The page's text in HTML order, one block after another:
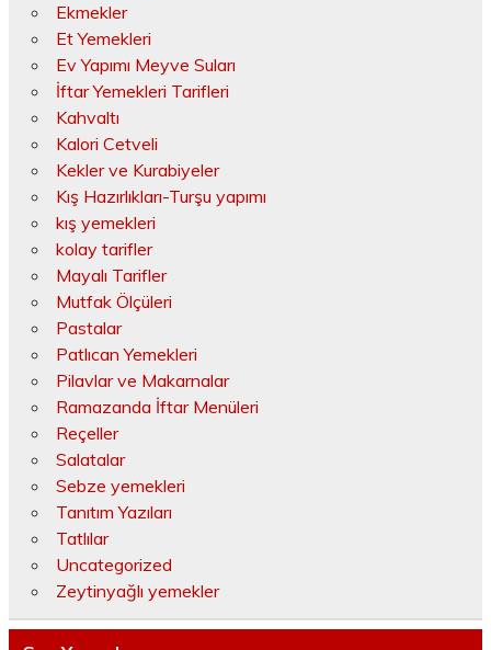
Ekmekler
Et Yemekleri
Ev Yapımı Meyve Suları
İftar Yemekleri Tarifleri
Kahvaltı
Kalori Cetveli
Kekler ve Kurabiyeler
Kış Hazırlıkları-Turşu yapımı
kış yemekleri
kolay tarifler
Mayalı Tarifler
Mutfak Ölçüleri
Pastalar
Patlıcan Yemekleri
Pilavlar ve Makarnalar
Ramazanda İftar Menüleri
Reçeller
Salatalar
Sebze yemekleri
Tanıtım Yazıları
Tatlılar
Uncategorized
Zeytinyağlı yemekler